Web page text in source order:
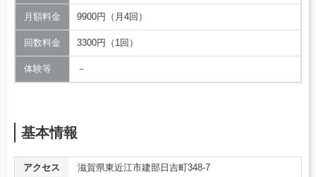
月額料金 9900円（月4回）
回数料金 3300円（1回）
体験等 －
基本情報
アクセス
滋賀県東近江市建部日吉町348-7